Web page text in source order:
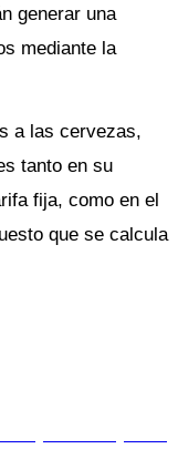
generar una
mediante la
a las cervezas,
tanto en su
fija, como en el
que se calcula